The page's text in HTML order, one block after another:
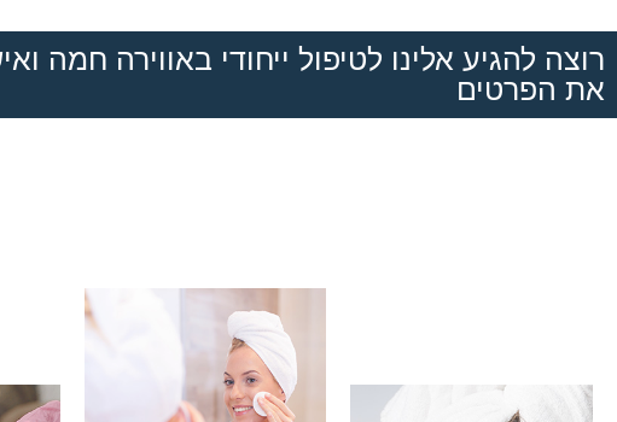
רוצה להגיע אלינו לטיפול ייחודי באווירה חמה
את הפרטים